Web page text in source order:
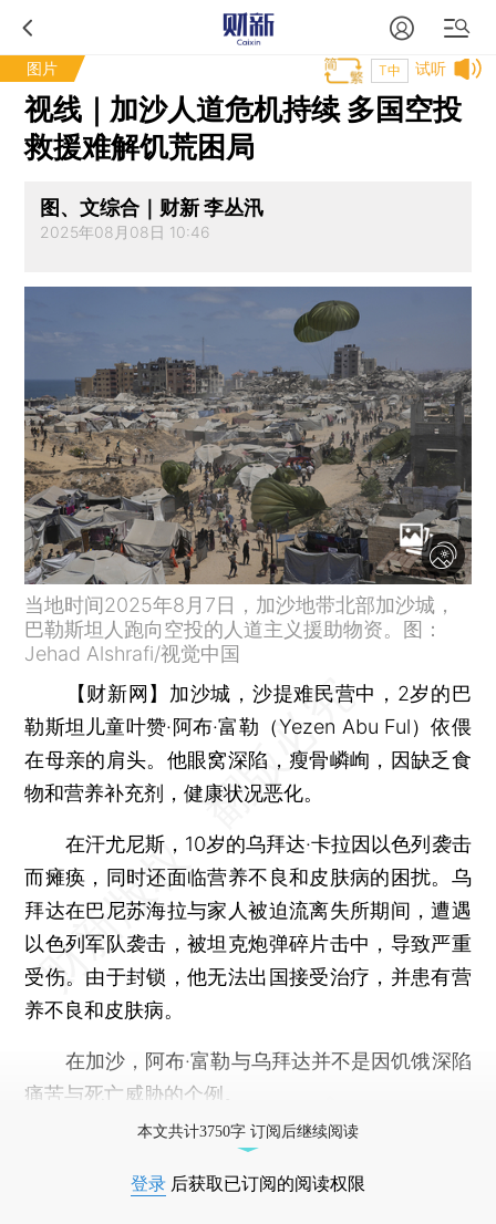
图片 试听
T中
视线｜加沙人道危机持续 多国空投
救援难解饥荒困局
图、文综合｜财新 李丛汛
2025年08月08日 10:46
当地时间2025年8月7日，加沙地带北部加沙城，
巴勒斯坦人跑向空投的人道主义援助物资。图：
Jehad Alshrafi/视觉中国
【财新网】 加沙城，沙提难民营中，2岁的巴
勒斯坦儿童叶赞·阿布·富勒（Yezen Abu Ful）依偎
在母亲的肩头。他眼窝深陷，瘦骨嶙峋，因缺乏食
物和营养补充剂，健康状况恶化。
在汗尤尼斯，10岁的乌拜达·卡拉因以色列袭击
而瘫痪，同时还面临营养不良和皮肤病的困扰。乌
拜达在巴尼苏海拉与家人被迫流离失所期间，遭遇
以色列军队袭击，被坦克炮弹碎片击中，导致严重
受伤。由于封锁，他无法出国接受治疗，并患有营
养不良和皮肤病。
在加沙，阿布·富勒与乌拜达并不是因饥饿深陷
痛苦与死亡威胁的个例。
本文共计3750字 订阅后继续阅读
登录 后获取已订阅的阅读权限